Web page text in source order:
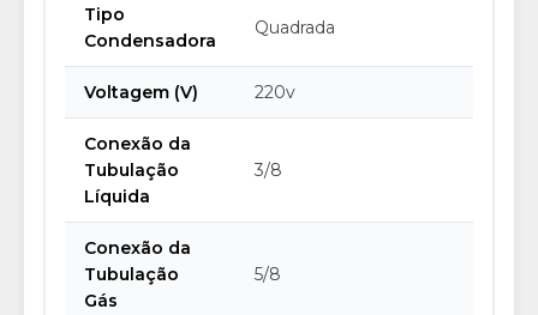
Tipo
Condensadora
Quadrada
Voltagem (V) 220v
Conexão da
Tubulação
Líquida
3/8
Conexão da
Tubulação
Gás
5/8